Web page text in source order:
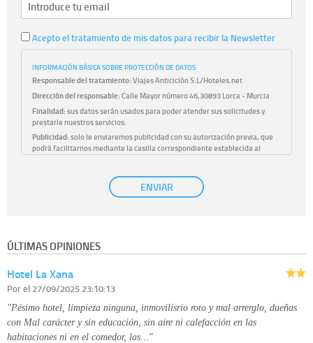
Acepto el tratamiento de mis datos para recibir la Newsletter
INFORMACIÓN BÁSICA SOBRE PROTECCIÓN DE DATOS
Responsable del tratamiento:Viajes Anticiclón S.L/Hoteles.net
Dirección del responsable:Calle Mayor número 46,30893 Lorca - Murcia
Finalidad:sus datos serán usados para poder atender sus solicitudes y
prestarle nuestros servicios.
Publicidad:solo le enviaremos publicidad con su autorización previa, que
podrá facilitarnos mediante la casilla correspondiente establecida al
únicamente trataremos sus datos con su consentimiento
previo, que podrá facilitarnos mediante la casilla correspondiente
Derechos:tiene derecho a saber qué información tenemos sobre usted,
disponible en nuestra página web.
Información complementaria:
ENVIAR
ÚLTIMAS OPINIONES
Hotel La Xana
Porel 27/09/2025 23:10:13
"Pésimo hotel, limpieza ninguna, inmovilisrio roto y mal arrerglo, dueñas
con Mal carácter y sin educación, sin aire ni calefacción en las
habitaciones ni en el comedor, las…"